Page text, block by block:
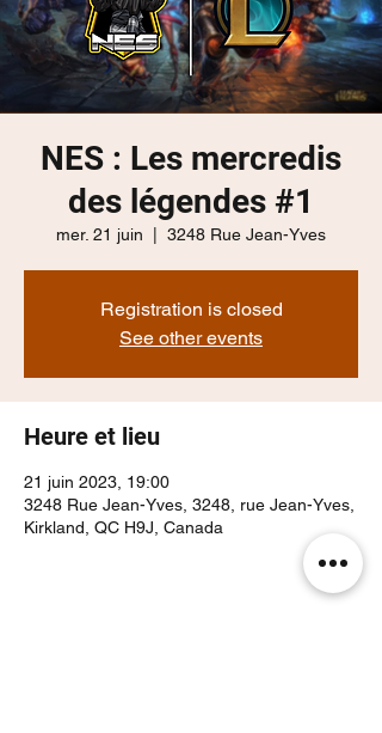
NES : Les mercredis
des légendes #1
mer. 21 juin 3248 Rue Jean-Yves
Registration is closed
See other events
Heure et lieu
21 juin 2023, 19:00
3248 Rue Jean-Yves, 3248, rue Jean-Yves,
Kirkland, QC H9J, Canada